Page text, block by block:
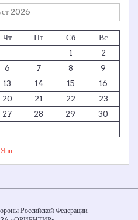
2026
Чт Пт Сб
Вс
1
2
6 7 8
9
13 14 15
16
20 21 22
23
27 28 29
30
Российской Федерации.